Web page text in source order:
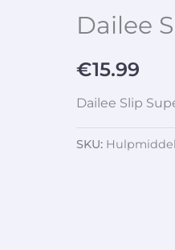
Dailee
€15.99
Dailee Slip
SKU: